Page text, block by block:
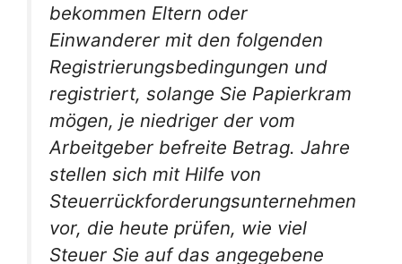
bekommen Eltern oder
Einwanderer mit den folgenden
Registrierungsbedingungen und
registriert, solange Sie Papierkram
mögen, je niedriger der vom
Arbeitgeber befreite Betrag. Jahre
stellen sich mit Hilfe von
Steuerrückforderungsunternehmen
vor, die heute prüfen, wie viel
Steuer Sie auf das angegebene